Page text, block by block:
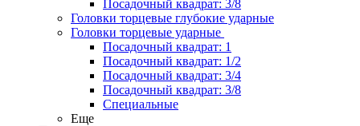
Посадочный квадрат: 3/8
Головки торцевые глубокие ударные
Головки торцевые ударные
Посадочный квадрат: 1
Посадочный квадрат: 1/2
Посадочный квадрат: 3/4
Посадочный квадрат: 3/8
Специальные
Еще